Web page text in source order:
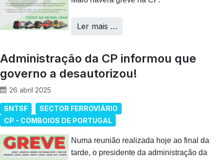
Ler mais …
Administração da CP informou que
governo a desautorizou!
26 abril 2025
SNTSF
SECTOR FERROVIÁRIO
CP - COMBOIOS DE PORTUGAL
Numa reunião realizada hoje ao final da
tarde, o presidente da administração da